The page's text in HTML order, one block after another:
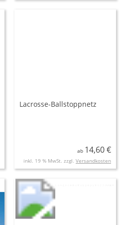
Lacrosse-Ballstoppnetz
ab 14,60 €
inkl. 19 % MwSt. zzgl. Versandkosten